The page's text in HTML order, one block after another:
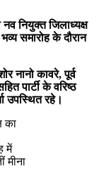
नव नियुक्त जिलाध्यक्ष
समारोह के दौरान
नानो कावरे, पूर्व
पार्टी के वरिष्ठ
उपस्थित रहे।
में
मीना